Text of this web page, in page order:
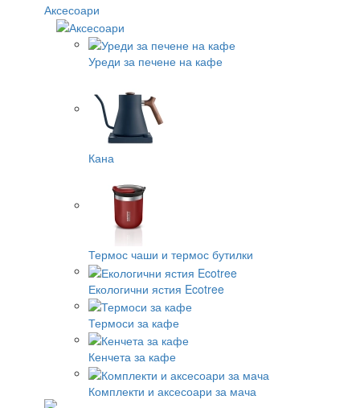
Аксесоари
Уреди за печене на кафе
Кана
Термос чаши и термос бутилки
Екологични ястия Ecotree
Термоси за кафе
Кенчета за кафе
Комплекти и аксесоари за мача